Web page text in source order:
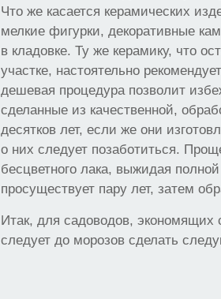
Что же касается керамических
мелкие фигурки, декоративные
в кладовке. Ту же керамику, что
участке, настоятельно
дешевая процедура позволит
сделанные из качественной,
десятков лет, если же они
о них следует позаботиться.
бесцветного лака, выжидая
просуществует пару лет, затем
Итак, для садоводов, экономящих
следует до морозов сделать